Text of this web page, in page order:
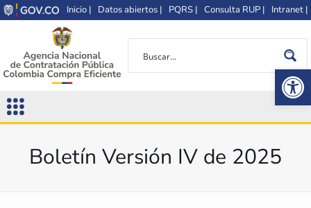
Inicio | Datos abiertos | PQRS | Consulta RUP | Intranet |
Boletín Versión IV de 2025